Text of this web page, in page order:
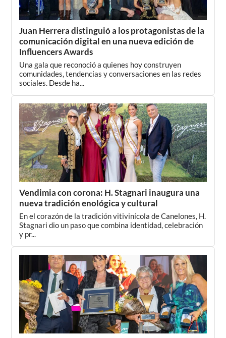
Juan Herrera distinguió a los protagonistas de la
comunicación digital en una nueva edición de
Influencers Awards
Una gala que reconoció a quienes hoy construyen
comunidades, tendencias y conversaciones en las redes
sociales. Desde ha...
Vendimia con corona: H. Stagnari inaugura una
nueva tradición enológica y cultural
En el corazón de la tradición vitivinícola de Canelones, H.
Stagnari dio un paso que combina identidad, celebración
y pr...